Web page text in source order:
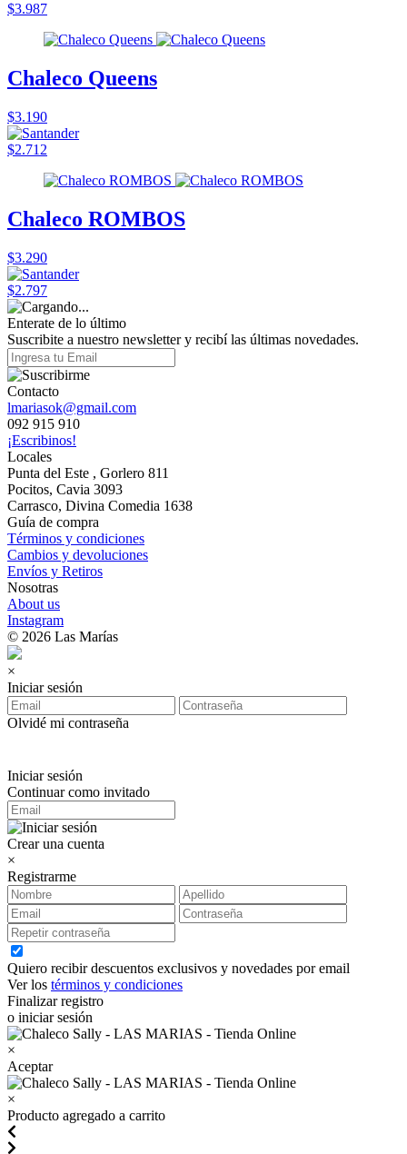
$3.987
Chaleco Queens
$3.190
$2.712
Chaleco ROMBOS
$3.290
$2.797
Enterate de lo último
Suscribite a nuestro newsletter y recibí las últimas novedades.
Contacto
lmariasok@gmail.com
092 915 910
¡Escribinos!
Locales
Punta del Este , Gorlero 811
Pocitos, Cavia 3093
Carrasco, Divina Comedia 1638
Guía de compra
Términos y condiciones
Cambios y devoluciones
Envíos y Retiros
Nosotras
About us
Instagram
© 2026 Las Marías
×
Iniciar sesión
Olvidé mi contraseña
Iniciar sesión
Continuar como invitado
Crear una cuenta
×
Registrarme
Quiero recibir descuentos exclusivos y novedades por email
Ver los términos y condiciones
Finalizar registro
o iniciar sesión
×
Aceptar
×
Producto agregado a carrito